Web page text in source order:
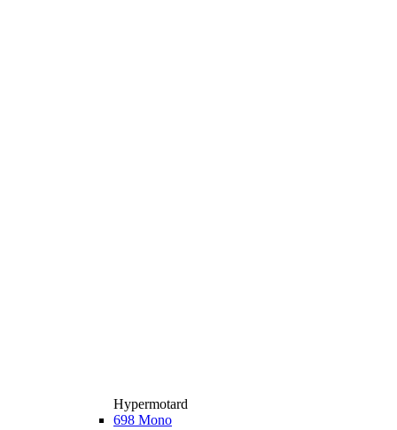
Hypermotard
698 Mono